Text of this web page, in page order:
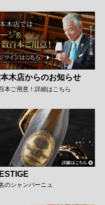
木店からのお知らせ
本ご用意！詳細はこちら
のシャンパーニュ